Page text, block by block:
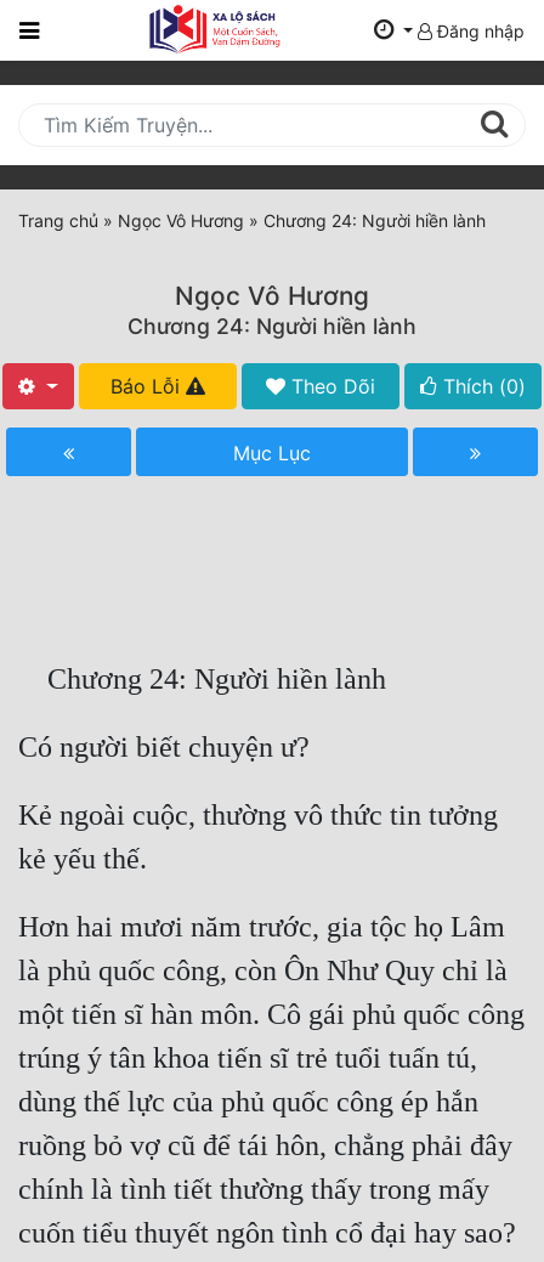
Trang
Mới
Cập
Nhật
(current)
Tất Cả
Truyện Convert
Truyện ngắn
Xa Lộ Dịch
Cung Đấu
Cạnh Kỹ
Cổ Tiên Hiệp
Cổ Đại
Du Hí
Dã Sử
Đăng nhập
Trang chủ » Ngọc Vô Hương » Chương 24: Người hiền lành
Ngọc Vô Hương
Chương 24: Người hiền lành
Báo Lỗi Theo Dõi Thích (0)
Mục Lục
Kẻ ngoài cuộc, thường vô thức tin tưởng
Hơn hai mươi năm trước, gia tộc họ Lâm
là phủ quốc công, còn Ôn Như Quy chỉ là
một tiến sĩ hàn môn. Cô gái phủ quốc công
trúng ý tân khoa tiến sĩ trẻ tuổi tuấn tú,
dùng thế lực của phủ quốc công ép hắn
ruồng bỏ vợ cũ để tái hôn, chẳng phải đây
chính là tình tiết thường thấy trong mấy